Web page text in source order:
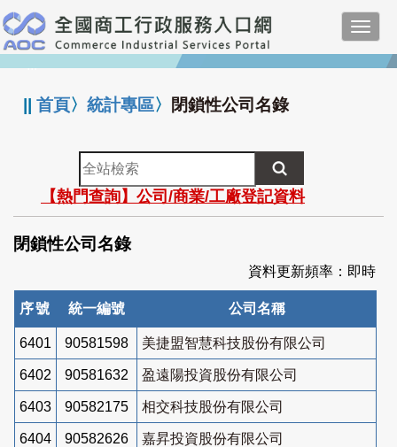
跳
到
主
要
:::
||首頁〉統計專區〉 閉鎖性公司名錄
全
站
檢
索
【熱門查詢】公司/商業/工廠登記資料
閉鎖性公司名錄
資料更新頻率：即時
序號 統一編號 公司名稱
6401 90581598 美捷盟智慧科技股份有限公司
6402 90581632 盈遠陽投資股份有限公司
6403 90582175 相交科技股份有限公司
6404 90582626 嘉昇投資股份有限公司